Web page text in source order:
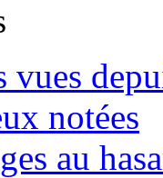
vues
notées
au